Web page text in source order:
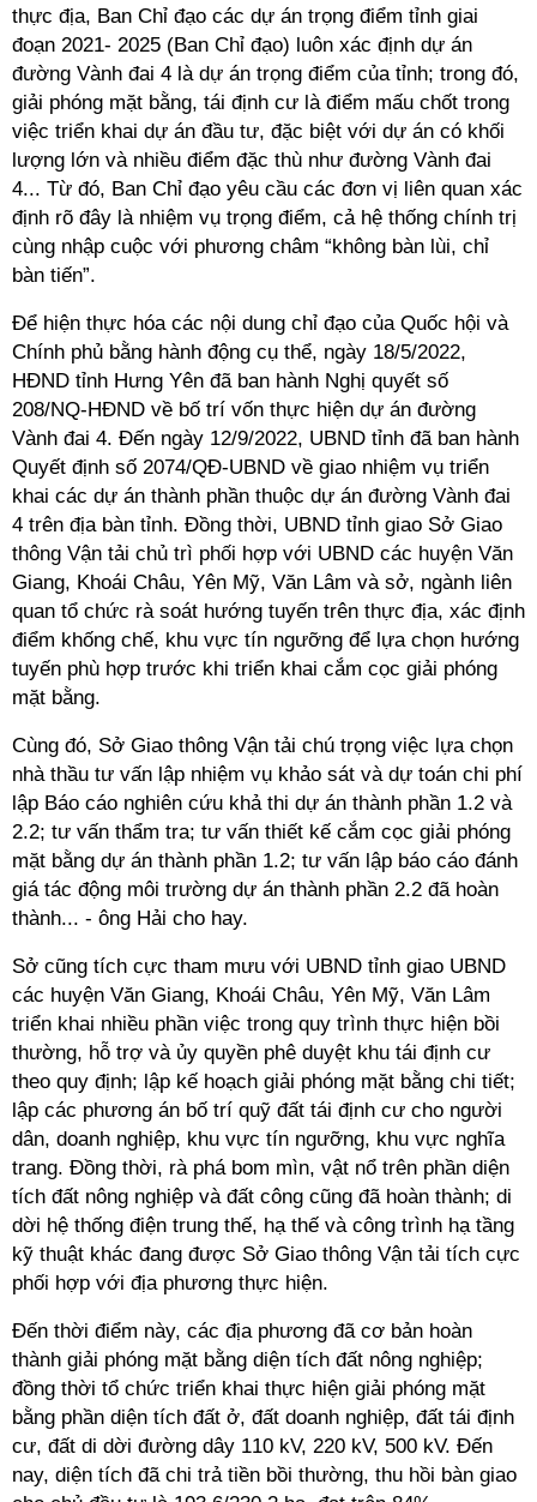
thực địa, Ban Chỉ đạo các dự án trọng điểm tỉnh giai
đoạn 2021- 2025 (Ban Chỉ đạo) luôn xác định dự án
đường Vành đai 4 là dự án trọng điểm của tỉnh; trong đó,
giải phóng mặt bằng, tái định cư là điểm mấu chốt trong
việc triển khai dự án đầu tư, đặc biệt với dự án có khối
lượng lớn và nhiều điểm đặc thù như đường Vành đai
4... Từ đó, Ban Chỉ đạo yêu cầu các đơn vị liên quan xác
định rõ đây là nhiệm vụ trọng điểm, cả hệ thống chính trị
cùng nhập cuộc với phương châm “không bàn lùi, chỉ
bàn tiến”.
Để hiện thực hóa các nội dung chỉ đạo của Quốc hội và
Chính phủ bằng hành động cụ thể, ngày 18/5/2022,
HĐND tỉnh Hưng Yên đã ban hành Nghị quyết số
208/NQ-HĐND về bố trí vốn thực hiện dự án đường
Vành đai 4. Đến ngày 12/9/2022, UBND tỉnh đã ban hành
Quyết định số 2074/QĐ-UBND về giao nhiệm vụ triển
khai các dự án thành phần thuộc dự án đường Vành đai
4 trên địa bàn tỉnh. Đồng thời, UBND tỉnh giao Sở Giao
thông Vận tải chủ trì phối hợp với UBND các huyện Văn
Giang, Khoái Châu, Yên Mỹ, Văn Lâm và sở, ngành liên
quan tổ chức rà soát hướng tuyến trên thực địa, xác định
điểm khống chế, khu vực tín ngưỡng để lựa chọn hướng
tuyến phù hợp trước khi triển khai cắm cọc giải phóng
mặt bằng.
Cùng đó, Sở Giao thông Vận tải chú trọng việc lựa chọn
nhà thầu tư vấn lập nhiệm vụ khảo sát và dự toán chi phí
lập Báo cáo nghiên cứu khả thi dự án thành phần 1.2 và
2.2; tư vấn thẩm tra; tư vấn thiết kế cắm cọc giải phóng
mặt bằng dự án thành phần 1.2; tư vấn lập báo cáo đánh
giá tác động môi trường dự án thành phần 2.2 đã hoàn
thành... - ông Hải cho hay.
Sở cũng tích cực tham mưu với UBND tỉnh giao UBND
các huyện Văn Giang, Khoái Châu, Yên Mỹ, Văn Lâm
triển khai nhiều phần việc trong quy trình thực hiện bồi
thường, hỗ trợ và ủy quyền phê duyệt khu tái định cư
theo quy định; lập kế hoạch giải phóng mặt bằng chi tiết;
lập các phương án bố trí quỹ đất tái định cư cho người
dân, doanh nghiệp, khu vực tín ngưỡng, khu vực nghĩa
trang. Đồng thời, rà phá bom mìn, vật nổ trên phần diện
tích đất nông nghiệp và đất công cũng đã hoàn thành; di
dời hệ thống điện trung thế, hạ thế và công trình hạ tầng
kỹ thuật khác đang được Sở Giao thông Vận tải tích cực
phối hợp với địa phương thực hiện.
Đến thời điểm này, các địa phương đã cơ bản hoàn
thành giải phóng mặt bằng diện tích đất nông nghiệp;
đồng thời tổ chức triển khai thực hiện giải phóng mặt
bằng phần diện tích đất ở, đất doanh nghiệp, đất tái định
cư, đất di dời đường dây 110 kV, 220 kV, 500 kV. Đến
nay, diện tích đã chi trả tiền bồi thường, thu hồi bàn giao